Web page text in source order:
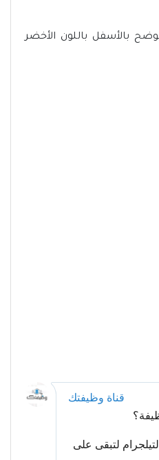
بالأسفل باللون الأخضر